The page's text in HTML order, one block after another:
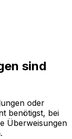
sind
oder
benötigst, bei
Überweisungen